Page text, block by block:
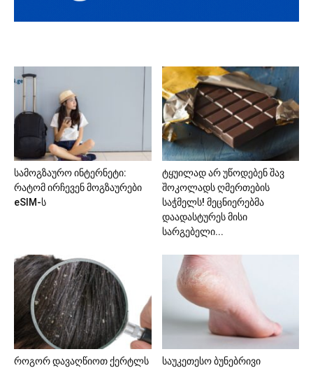
სამოგზაურო ინტერნეტი:
რატომ ირჩევენ მოგზაურები
eSIM-ს
ტყუილად არ უწოდებენ შავ
შოკოლადს ღმერთების
საჭმელს! მეცნიერებმა
დაადასტურეს მისი
სარგებელი...
როგორ დავაღწიოთ ქერტლს
საუკეთესო ბუნებრივი